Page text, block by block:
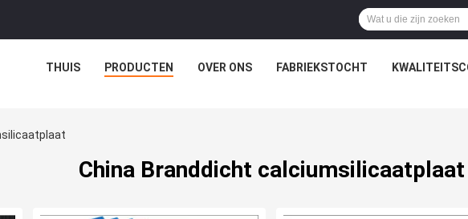
THUIS PRODUCTEN OVER ONS FABRIEKSTOCHT
China Branddicht calciumsilicaatplaat